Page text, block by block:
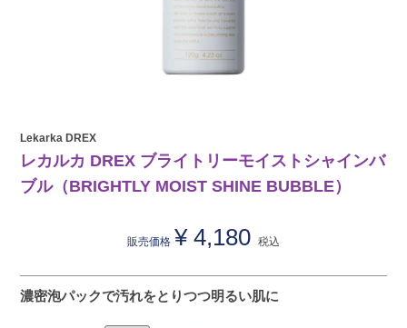
Lekarka DREX
レカルカ DREX ブライトリーモイストシャインバ
ブル（BRIGHTLY MOIST SHINE BUBBLE）
販売価格 ¥ 4,180 税込
濃密泡パックで汚れをとりつつ明るい肌に